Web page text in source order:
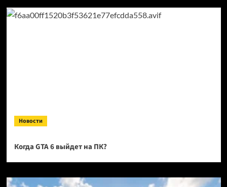
Новости
Когда GTA 6 выйдет на ПК?